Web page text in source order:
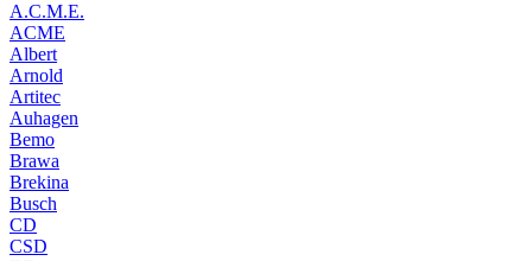
A.C.M.E.
ACME
Albert
Arnold
Artitec
Auhagen
Bemo
Brawa
Brekina
Busch
CD
CSD